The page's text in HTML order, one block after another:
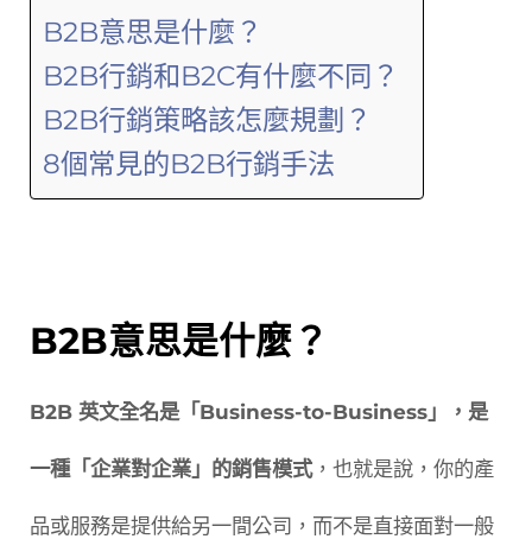
B2B意思是什麼？
B2B行銷和B2C有什麼不同？
B2B行銷策略該怎麼規劃？
8個常見的B2B行銷手法
B2B意思是什麼？
B2B 英文全名是「Business-to-Business」，是
一種「企業對企業」的銷售模式，也就是說，你的產
品或服務是提供給另一間公司，而不是直接面對一般